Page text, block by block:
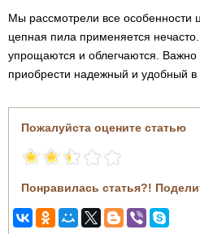
Мы рассмотрели все особенности
цепная пила применяется
упрощаются и облегчаются. Важно
приобрести надежный и удобный в
Пожалуйста оцените статью
Понравилась статья?!